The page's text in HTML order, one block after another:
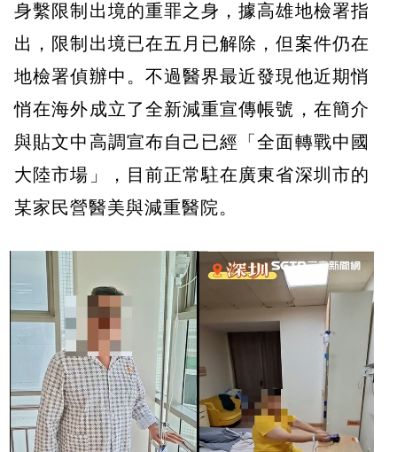
身繫限制出境的重罪之身，據高雄地檢署指
出，限制出境已在五月已解除，但案件仍在
地檢署偵辦中。不過醫界最近發現他近期悄
悄在海外成立了全新減重宣傳帳號，在簡介
與貼文中高調宣布自己已經「全面轉戰中國
大陸市場」，目前正常駐在廣東省深圳市的
某家民營醫美與減重醫院。